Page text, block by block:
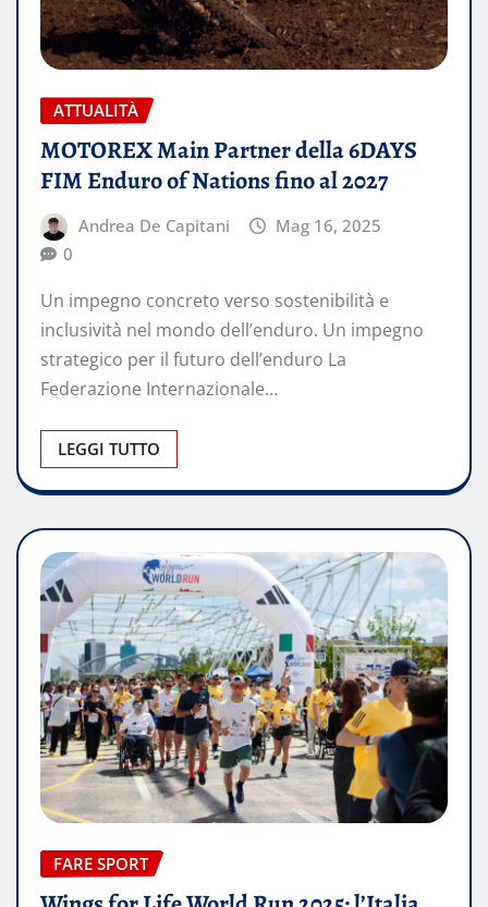
ATTUALITÀ
MOTOREX Main Partner della 6DAYS
FIM Enduro of Nations fino al 2027
Andrea De Capitani
Mag 16, 2025
0
Un impegno concreto verso sostenibilità e
inclusività nel mondo dell’enduro. Un impegno
strategico per il futuro dell’enduro La
Federazione Internazionale…
LEGGI TUTTO
FARE SPORT